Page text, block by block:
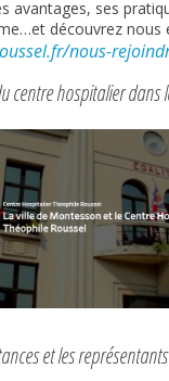
avantages, ses
découvrez nous
nous-
centre hospitalier dans
et les